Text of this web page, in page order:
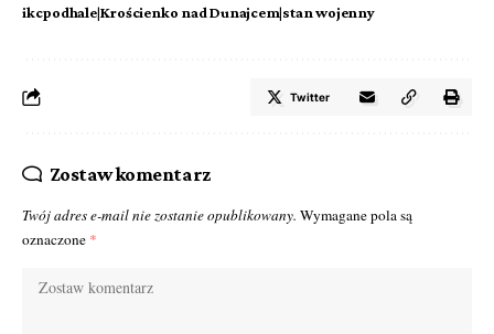
ikcpodhale|Krościenko nad Dunajcem|stan wojenny
Twitter
Zostaw komentarz
Twój adres e-mail nie zostanie opublikowany. Wymagane pola są
oznaczone *